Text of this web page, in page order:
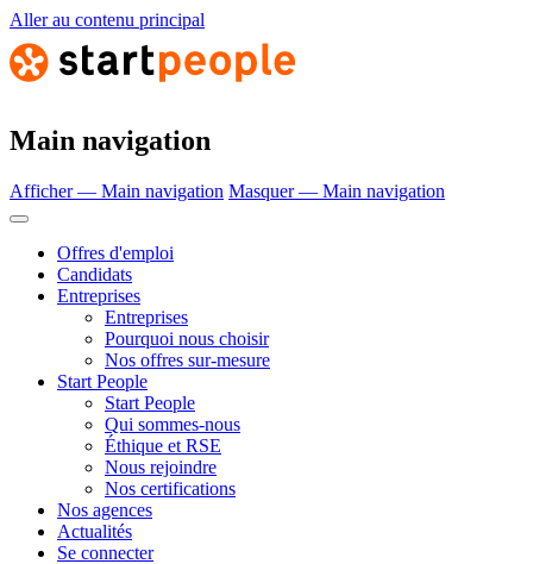
Aller au contenu principal
Main navigation
Afficher — Main navigation Masquer — Main navigation
Offres d'emploi
Candidats
Entreprises
Entreprises
Pourquoi nous choisir
Nos offres sur-mesure
Start People
Start People
Qui sommes-nous
Éthique et RSE
Nous rejoindre
Nos certifications
Nos agences
Actualités
Se connecter